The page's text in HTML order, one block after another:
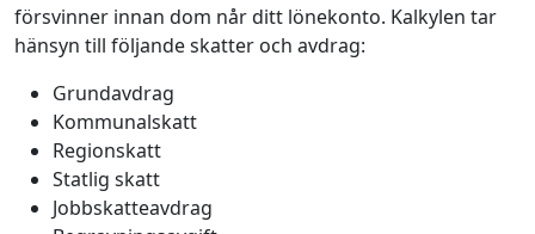
försvinner innan dom når ditt lönekonto. Kalkylen tar
hänsyn till följande skatter och avdrag:
Grundavdrag
Kommunalskatt
Regionskatt
Statlig skatt
Jobbskatteavdrag